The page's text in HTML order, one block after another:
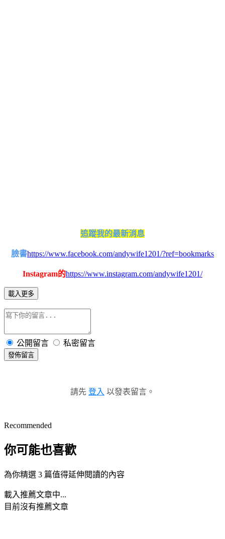
追蹤我的最新消息
臉書https://www.facebook.com/andywife1201/?ref=bookmarks
Instagram的https://www.instagram.com/andywife1201/
載入更多
公開留言 私密留言
發佈留言
請先 登入 以發表留言。
Recommended
你可能也喜歡
為你精選 3 篇值得延伸閱讀的內容
載入推薦文章中...
目前沒有推薦文章